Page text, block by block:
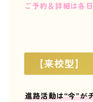
ご予約＆詳細は
【来校型】
進路活動は“今”が